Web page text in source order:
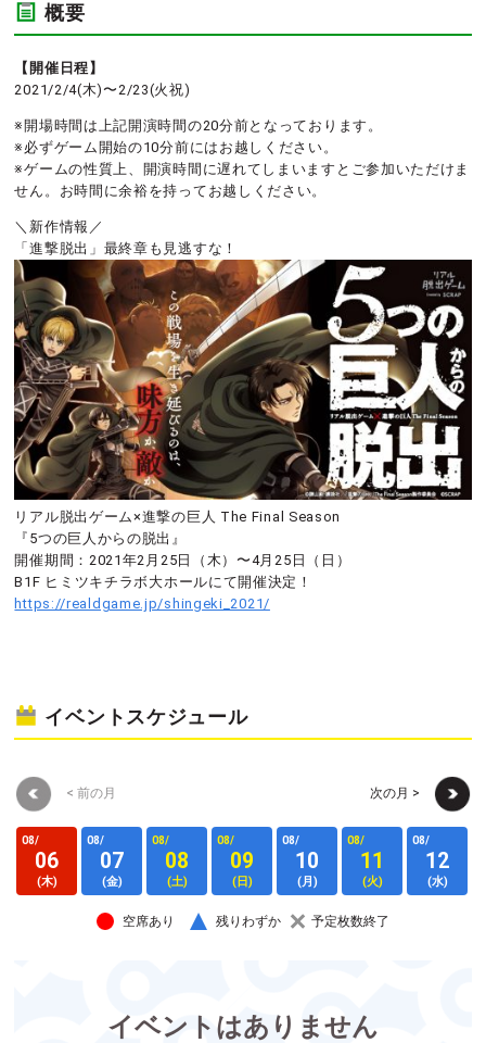
概要
【開催日程】
2021/2/4(木)〜2/23(火祝)
※開場時間は上記開演時間の20分前となっております。
※必ずゲーム開始の10分前にはお越しください。
※ゲームの性質上、開演時間に遅れてしまいますとご参加いただけま
せん。お時間に余裕を持ってお越しください。
＼新作情報／
「進撃脱出」最終章も見逃すな！
リアル脱出ゲーム×進撃の巨人 The Final Season
『5つの巨人からの脱出』
開催期間：2021年2月25日（木）〜4月25日（日）
B1F ヒミツキチラボ大ホールにて開催決定！
https://realdgame.jp/shingeki_2021/
イベントスケジュール
< 前の月 次の月 >
08/
06
(木)
08/
07
(金)
08/
08
(土)
08/
09
(日)
08/
10
(月)
08/
11
(火)
08/
12
(水)
空席あり 残りわずか 予定枚数終了
イベントはありません